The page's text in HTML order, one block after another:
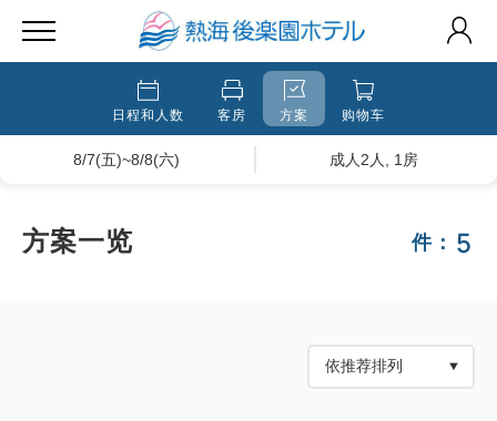
日程和人数 客房 方案 购物车
8/7(五)~8/8(六) 成人2人, 1房
方案一览 件： 5